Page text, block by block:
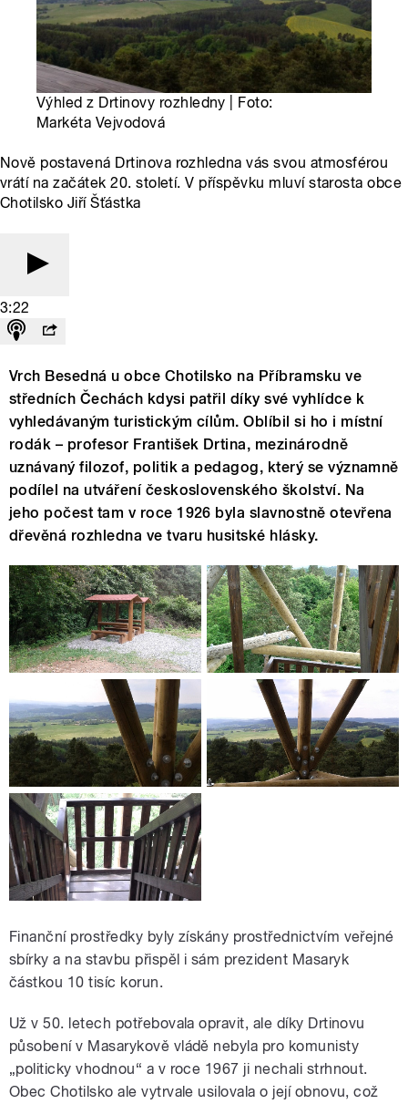
Výhled z Drtinovy rozhledny | Foto:
Markéta Vejvodová
Nově postavená Drtinova rozhledna vás svou atmosférou
vrátí na začátek 20. století. V příspěvku mluví starosta obce
Chotilsko Jiří Šťástka
3:22
Vrch Besedná u obce Chotilsko na Příbramsku ve
středních Čechách kdysi patřil díky své vyhlídce k
vyhledávaným turistickým cílům. Oblíbil si ho i místní
rodák – profesor František Drtina, mezinárodně
uznávaný filozof, politik a pedagog, který se významně
podílel na utváření československého školství. Na
jeho počest tam v roce 1926 byla slavnostně otevřena
dřevěná rozhledna ve tvaru husitské hlásky.
Finanční prostředky byly získány prostřednictvím veřejné
sbírky a na stavbu přispěl i sám prezident Masaryk
částkou 10 tisíc korun.
Už v 50. letech potřebovala opravit, ale díky Drtinovu
působení v Masarykově vládě nebyla pro komunisty
„politicky vhodnou“ a v roce 1967 ji nechali strhnout.
Obec Chotilsko ale vytrvale usilovala o její obnovu, což